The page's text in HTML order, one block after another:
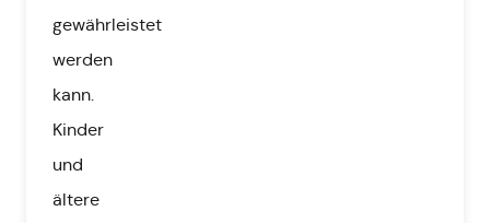
gewährleistet
werden
kann.
Kinder
und
ältere